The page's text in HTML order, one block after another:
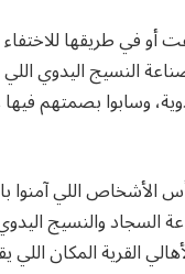
أو في طريقها
النسيج اليدوي
وسابوا بصمتهم
اللي آمنوا
صناعة السجاد
القرية المكان اللي